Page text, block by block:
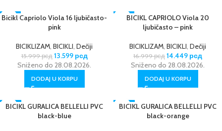
-15%
Bicikl Capriolo Viola 16 ljubičasto-
pink
BICIKLIZAM, BICIKLI, Dečiji
15.999рсд 13.599 рсд
Sniženo do 28.08.2026.
DODAJ U KORPU
-15%BICIKL CAPRIOLO Viola 20
ljubičasto – pink
BICIKLIZAM, BICIKLI, Dečiji
16.999рсд 14.449 рсд
Sniženo do 28.08.2026.
DODAJ U KORPU
-16%
BICIKL GURALICA BELLELLI PVC
black-blue
-16%
BICIKL GURALICA BELLELLI PVC
black-orange